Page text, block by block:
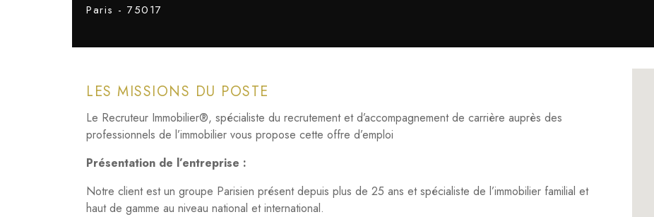
Paris - 75017
LES MISSIONS DU POSTE
Le Recruteur Immobilier®, spécialiste du recrutement et d’accompagnement de carrière auprès des
professionnels de l’immobilier vous propose cette offre d’emploi
Présentation de l’entreprise :
Notre client est un groupe Parisien présent depuis plus de 25 ans et spécialiste de l’immobilier familial et
haut de gamme au niveau national et international.